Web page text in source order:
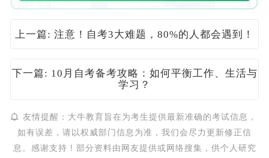
上一篇: 注意！自考3大难题，80%的人都会遇到！
下一篇: 10月自考备考攻略：如何平衡工作、生活与
学习？
友情提醒：大牛教育旨在为考生提供最新准确的考试信息，
如有误差，请以权威部门信息为准，我们会尽力更新修正信
息。感谢支持！部分资料由网友提供或网络搜集，供个人研究